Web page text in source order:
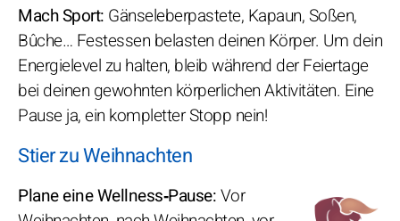
Mach Sport: Gänseleberpastete, Kapaun, Soßen,
Bûche… Festessen belasten deinen Körper. Um dein
Energielevel zu halten, bleib während der Feiertage
bei deinen gewohnten körperlichen Aktivitäten. Eine
Pause ja, ein kompletter Stopp nein!
Stier zu Weihnachten
Plane eine Wellness‑Pause:Vor